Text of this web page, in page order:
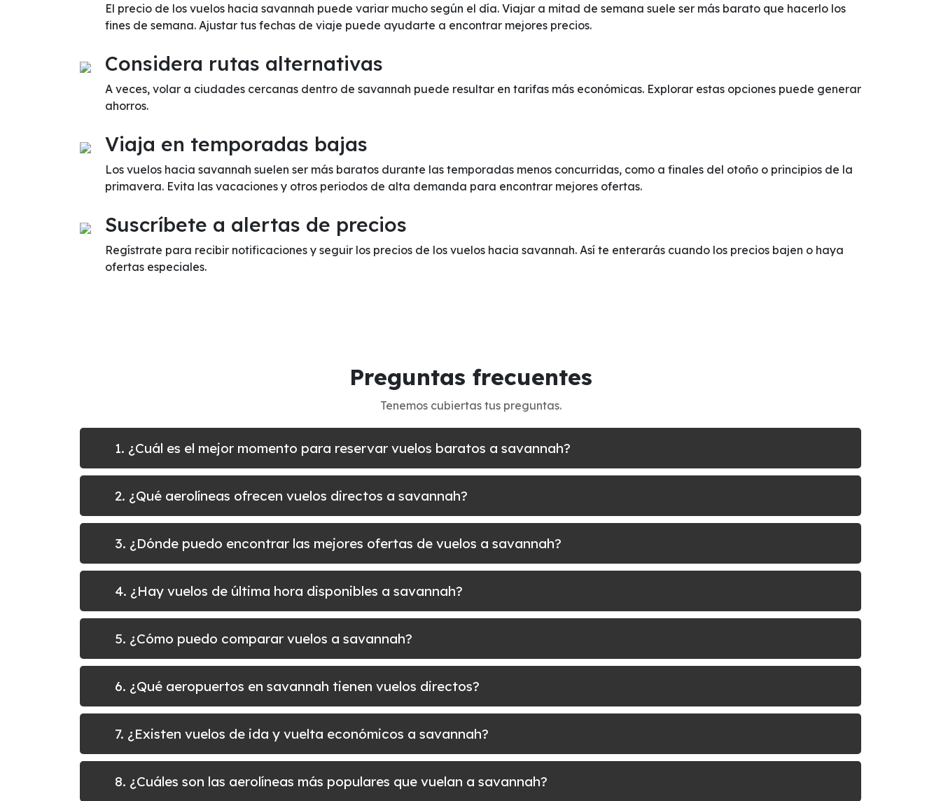
El precio de los vuelos hacia savannah puede variar mucho según el día. Viajar a mitad de semana suele ser más barato que hacerlo los
fines de semana. Ajustar tus fechas de viaje puede ayudarte a encontrar mejores precios.
Considera rutas alternativas
A veces, volar a ciudades cercanas dentro de savannah puede resultar en tarifas más económicas. Explorar estas opciones puede generar
ahorros.
Viaja en temporadas bajas
Los vuelos hacia savannah suelen ser más baratos durante las temporadas menos concurridas, como a finales del otoño o principios de la
primavera. Evita las vacaciones y otros periodos de alta demanda para encontrar mejores ofertas.
Suscríbete a alertas de precios
Regístrate para recibir notificaciones y seguir los precios de los vuelos hacia savannah. Así te enterarás cuando los precios bajen o haya
ofertas especiales.
Preguntas frecuentes
Tenemos cubiertas tus preguntas.
1. ¿Cuál es el mejor momento para reservar vuelos baratos a savannah?
2. ¿Qué aerolíneas ofrecen vuelos directos a savannah?
3. ¿Dónde puedo encontrar las mejores ofertas de vuelos a savannah?
4. ¿Hay vuelos de última hora disponibles a savannah?
5. ¿Cómo puedo comparar vuelos a savannah?
6. ¿Qué aeropuertos en savannah tienen vuelos directos?
7. ¿Existen vuelos de ida y vuelta económicos a savannah?
8. ¿Cuáles son las aerolíneas más populares que vuelan a savannah?